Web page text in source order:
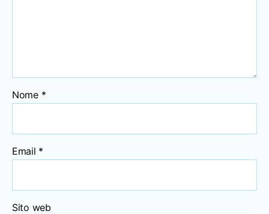
Nome *
Email *
Sito web